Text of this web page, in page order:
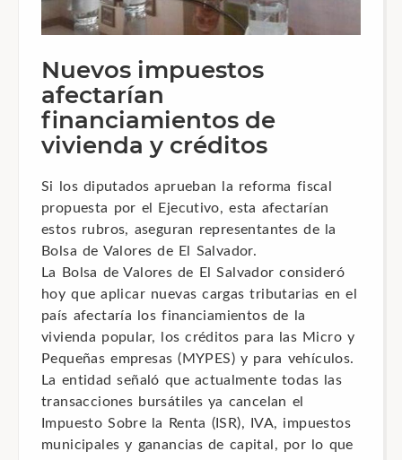
Nuevos impuestos
afectarían
financiamientos de
vivienda y créditos
Si los diputados aprueban la reforma fiscal
propuesta por el Ejecutivo, esta afectarían
estos rubros, aseguran representantes de la
Bolsa de Valores de El Salvador.
La Bolsa de Valores de El Salvador consideró
hoy que aplicar nuevas cargas tributarias en el
país afectaría los financiamientos de la
vivienda popular, los créditos para las Micro y
Pequeñas empresas (MYPES) y para vehículos.
La entidad señaló que actualmente todas las
transacciones bursátiles ya cancelan el
Impuesto Sobre la Renta (ISR), IVA, impuestos
municipales y ganancias de capital, por lo que